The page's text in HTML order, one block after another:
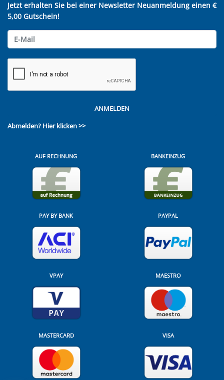
Jetzt erhalten Sie bei einer Newsletter Neuanmeldung einen €
5,00 Gutschein!
ANMELDEN
Abmelden? Hier klicken >>
AUF RECHNUNG BANKEINZUG
PAY BY BANK PAYPAL
VPAY MAESTRO
MASTERCARD VISA